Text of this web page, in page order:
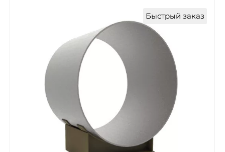
Быстрый заказ